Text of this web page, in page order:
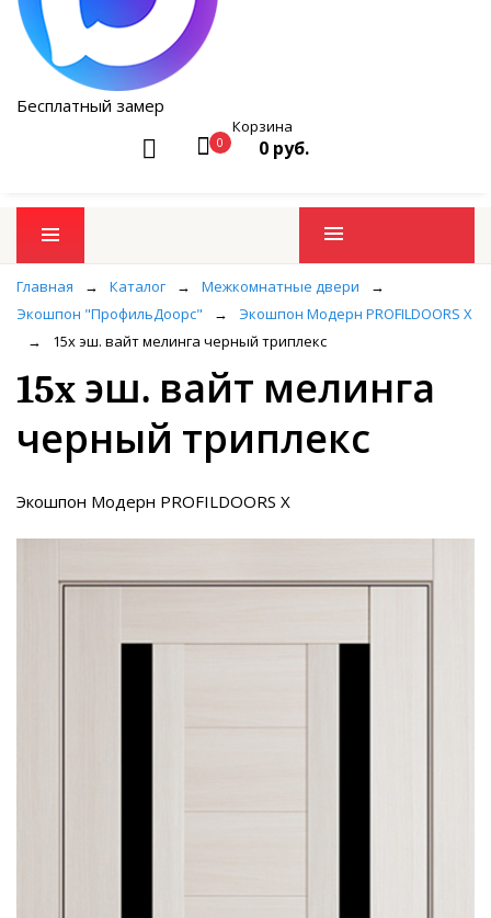
Бесплатный замер
0
Корзина
0 руб.
Промо товары
Главная → Каталог → Межкомнатные двери
→
Экошпон "ПрофильДоорс"
→
Экошпон Модерн PROFILDOORS X
→
15x эш. вайт мелинга черный триплекс
15x эш. вайт мелинга
черный триплекс
Экошпон Модерн PROFILDOORS X